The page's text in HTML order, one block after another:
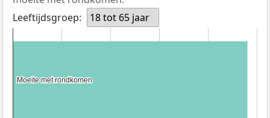
Leeftijdsgroep:
18 tot 65 jaar
Moeite met rondkomen
Moeite met rondkomen